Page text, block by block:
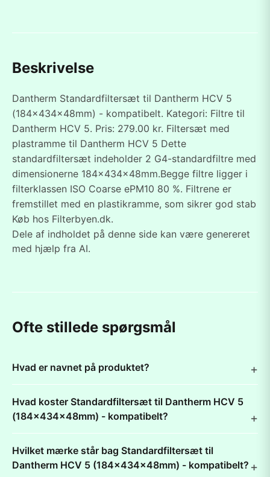
Beskrivelse
Dantherm Standardfiltersæt til Dantherm HCV 5
(184x434x48mm) - kompatibelt. Kategori: Filtre til
Dantherm HCV 5. Pris: 279.00 kr. Filtersæt med
plastramme til Dantherm HCV 5 Dette
standardfiltersæt indeholder 2 G4-standardfiltre med
dimensionerne 184x434x48mm.Begge filtre ligger i
filterklassen ISO Coarse ePM10 80 %. Filtrene er
fremstillet med en plastikramme, som sikrer god stab
Køb hos Filterbyen.dk.
Dele af indholdet på denne side kan være genereret
med hjælp fra AI.
Ofte stillede spørgsmål
Hvad er navnet på produktet?
Hvad koster Standardfiltersæt til Dantherm HCV 5
(184x434x48mm) - kompatibelt?
Hvilket mærke står bag Standardfiltersæt til
Dantherm HCV 5 (184x434x48mm) - kompatibelt?